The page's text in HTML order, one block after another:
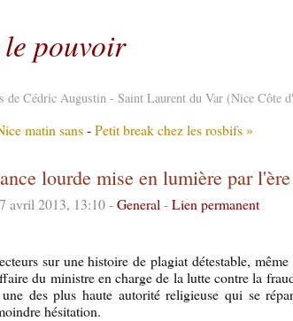
le pouvoir
Cédric Augustin - Saint Laurent du Var (Nice Côte
matin sans - Petit break chez les rosbifs »
lourde mise en lumière par
avril 2013, 13:10 -General -Lien permanent
sur une histoire de plagiat détestable,
du ministre en charge de la lutte contre la
des plus haute autorité religieuse qui se
hésitation.